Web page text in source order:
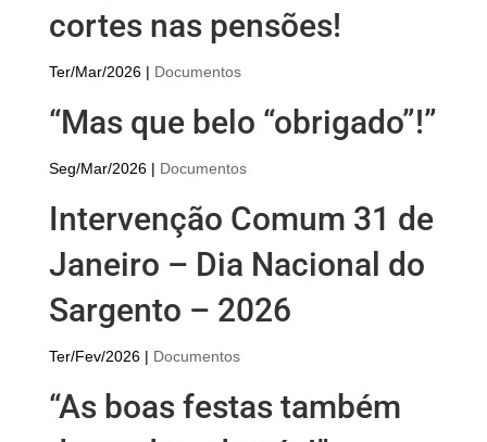
cortes nas pensões!
Ter/Mar/2026| Documentos
“Mas que belo “obrigado”!”
Seg/Mar/2026| Documentos
Intervenção Comum 31 de
Janeiro – Dia Nacional do
Sargento – 2026
Ter/Fev/2026| Documentos
“As boas festas também